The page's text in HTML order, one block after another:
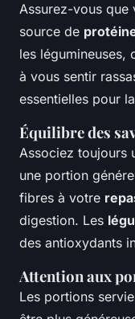
Assurez-vous que
source de
les légumineuses,
à vous sentir
essentielles pour
Équilibre des
Associez toujours
une portion
fibres à votre
digestion. Les
des antioxydants
Attention aux
Les portions